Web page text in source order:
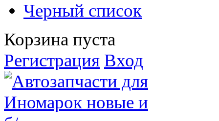
Черный список
Корзина пуста
Регистрация Вход